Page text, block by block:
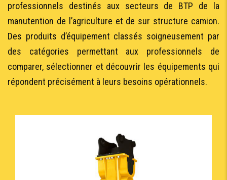
professionnels destinés aux secteurs de BTP de la
manutention de l’agriculture et de sur structure camion.
Des produits d’équipement classés soigneusement par
des catégories permettant aux professionnels de
comparer, sélectionner et découvrir les équipements qui
répondent précisément à leurs besoins opérationnels.